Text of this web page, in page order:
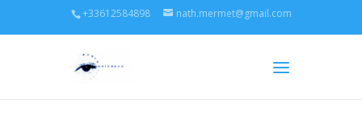
+33612584898 nath.mermet@gmail.com